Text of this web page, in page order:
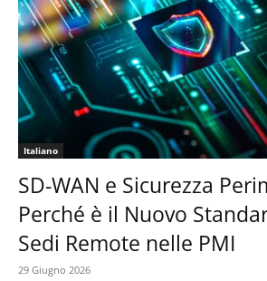
Italiano
SD-WAN e Sicurezza
Perché è il Nuovo
Sedi Remote nelle PMI
29 Giugno 2026